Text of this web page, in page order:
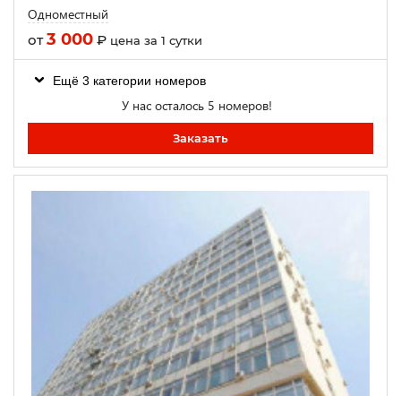
Одноместный
от3 000 ₽ цена за 1 сутки
Ещё 3 категории номеров
У нас осталось 5 номеров!
Заказать